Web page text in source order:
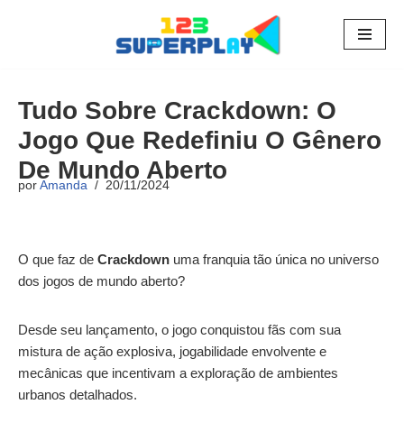
conteúdo
Tudo Sobre Crackdown: O
Jogo Que Redefiniu O Gênero
De Mundo Aberto
por Amanda 20/11/2024
O que faz de Crackdown uma franquia tão única no universo
dos jogos de mundo aberto?
Desde seu lançamento, o jogo conquistou fãs com sua
mistura de ação explosiva, jogabilidade envolvente e
mecânicas que incentivam a exploração de ambientes
urbanos detalhados.